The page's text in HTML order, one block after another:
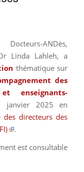
ANDès,
Linda Lahleh, a
thématique sur
des
enseignants-
janvier 2025 en
des directeurs des
.
est consultable